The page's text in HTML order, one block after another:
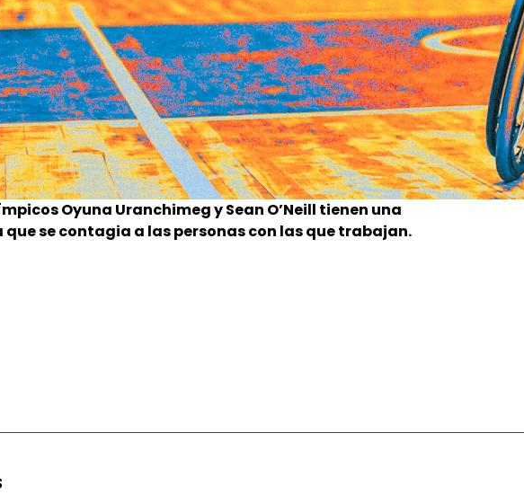
Oyuna Uranchimeg y Sean O’Neill tienen una
que se contagia a las personas con las que trabajan.